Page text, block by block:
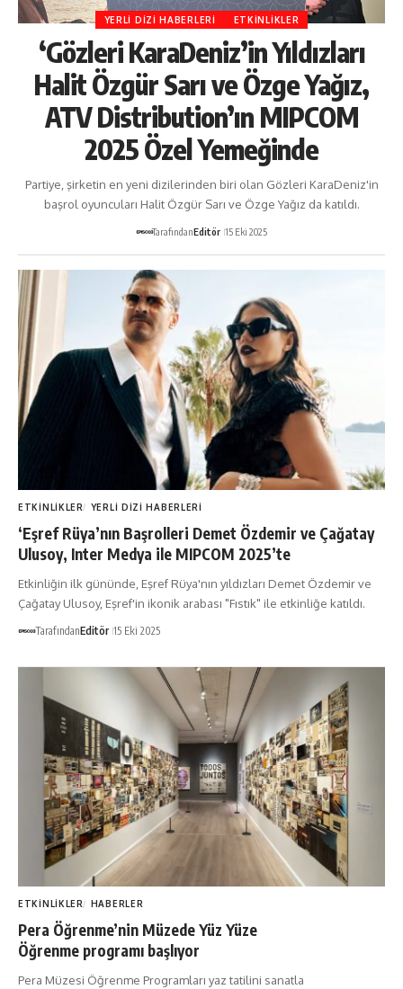
YERLI DIZI HABERLERI ETKINLIKLER
‘Gözleri KaraDeniz’in Yıldızları
Halit Özgür Sarı ve Özge Yağız,
ATV Distribution’ın MIPCOM
2025 Özel Yemeğinde
Partiye, şirketin en yeni dizilerinden biri olan Gözleri KaraDeniz'in
başrol oyuncuları Halit Özgür Sarı ve Özge Yağız da katıldı.
TarafındanEditör 15 Eki 2025
ETKINLIKLER YERLI DIZI HABERLERI
‘Eşref Rüya’nın Başrolleri Demet Özdemir ve Çağatay
Ulusoy, Inter Medya ile MIPCOM 2025’te
Etkinliğin ilk gününde, Eşref Rüya'nın yıldızları Demet Özdemir ve
Çağatay Ulusoy, Eşref'in ikonik arabası "Fıstık" ile etkinliğe katıldı.
TarafındanEditör 15 Eki 2025
ETKINLIKLER HABERLER
Pera Öğrenme’nin Müzede Yüz Yüze
Öğrenme programı başlıyor
Pera Müzesi Öğrenme Programları yaz tatilini sanatla